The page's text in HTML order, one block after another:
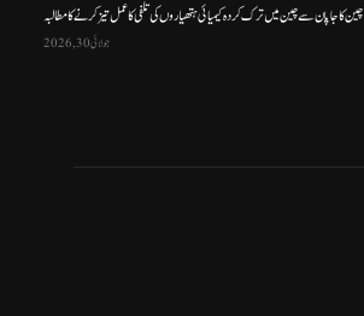
چین کا جاپان سے چین میں ترک کردہ کیمیائی ہتھیاروں کی تلفی کا عمل تیز کرنے کا مطالبہ
جولائی 30, 2026